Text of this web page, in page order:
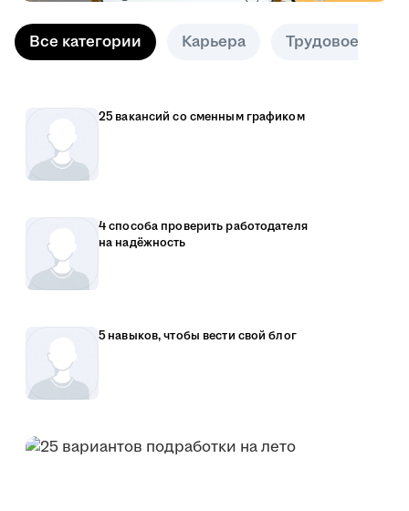
Все категории Карьера Трудовое право
25 вакансий со сменным графиком
4 способа проверить работодателя
на надёжность
5 навыков, чтобы вести свой блог